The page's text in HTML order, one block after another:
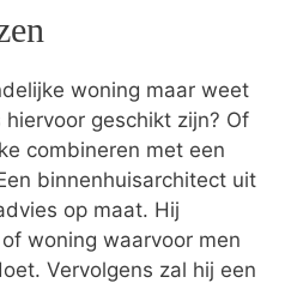
woning maar weet
geschikt zijn? Of
combineren met een
binnenhuisarchitect uit
op maat. Hij
woning waarvoor men
Vervolgens zal hij een